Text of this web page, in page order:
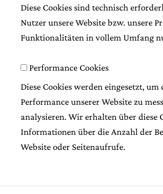
Nach dem Rezept des
Nach Bedarf auch in
Haltbarkeit: 15 Tage
Diese Cookies sind technisch
Nutzer unsere Website bzw. unsere
Funktionalitäten in vollem Umfang
Performance Cookies
Diese Cookies werden eingesetzt,
Performance unserer Website zu
analysieren. Wir erhalten über diese
Informationen über die Anzahl der
Website oder Seitenaufrufe.